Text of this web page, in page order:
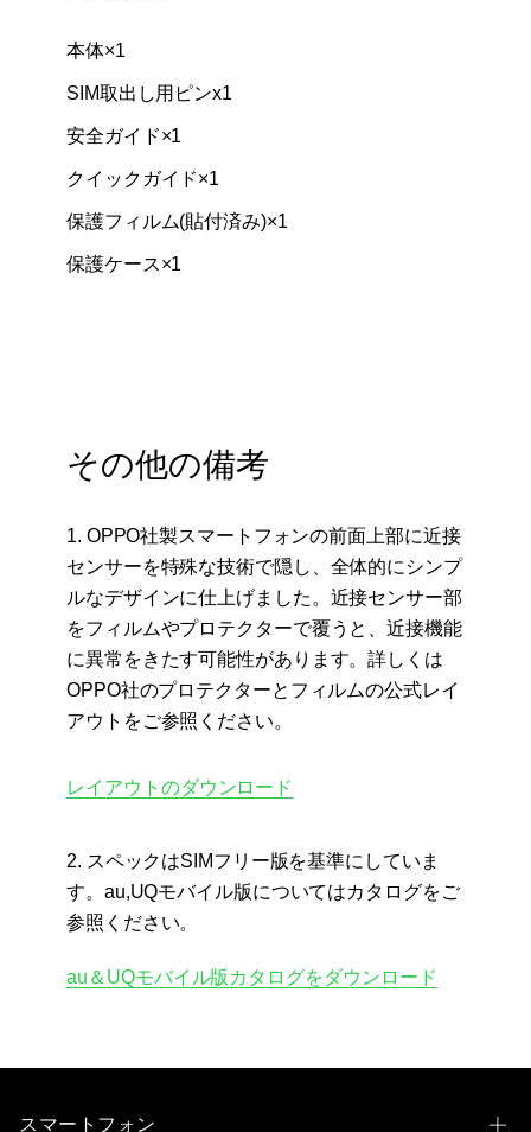
本体×1
SIM取出し用ピンx1
安全ガイド×1
クイックガイド×1
保護フィルム(貼付済み)×1
保護ケース×1
その他の備考
1. OPPO社製スマートフォンの前面上部に近接
センサーを特殊な技術で隠し、全体的にシンプ
ルなデザインに仕上げました。近接センサー部
をフィルムやプロテクターで覆うと、近接機能
に異常をきたす可能性があります。詳しくは
OPPO社のプロテクターとフィルムの公式レイ
アウトをご参照ください。
レイアウトのダウンロード
2. スペックはSIMフリー版を基準にしていま
す。au,UQモバイル版についてはカタログをご
参照ください。
au＆UQモバイル版カタログをダウンロード
スマートフォン